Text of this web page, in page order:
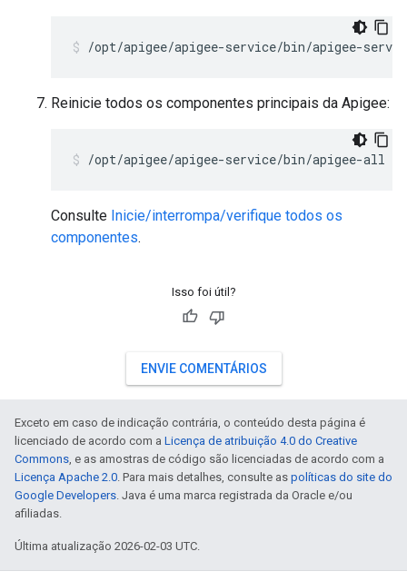
/opt/apigee/apigee-service/bin/apigee-
Reinicie todos os componentes principais da Apigee:
/opt/apigee/apigee-service/bin/apigee-all
Consulte Inicie/interrompa/verifique todos os
componentes.
Isso foi útil?
ENVIE COMENTÁRIOS
Exceto em caso de indicação contrária, o conteúdo desta página é
licenciado de acordo com a Licença de atribuição 4.0 do Creative
Commons, e as amostras de código são licenciadas de acordo com a
Licença Apache 2.0. Para mais detalhes, consulte as políticas do site do
Google Developers. Java é uma marca registrada da Oracle e/ou
afiliadas.
Última atualização 2026-02-03 UTC.